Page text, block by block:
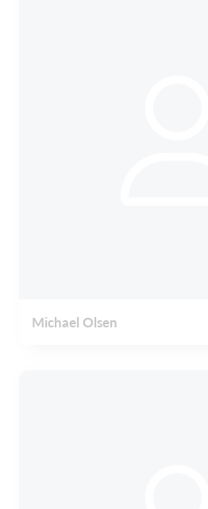
Michael Olsen